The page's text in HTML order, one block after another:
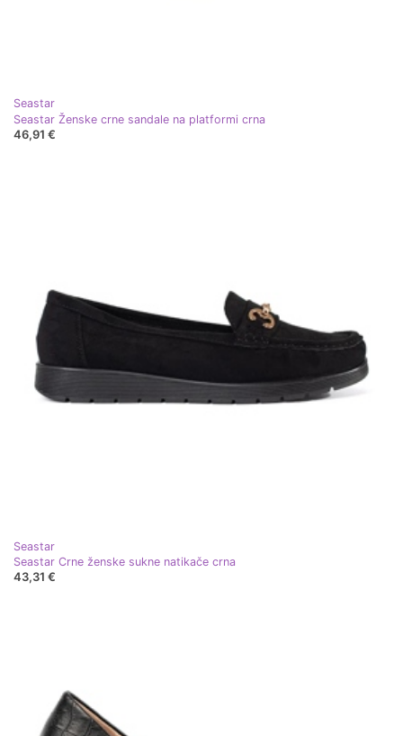
Seastar
Seastar Ženske crne sandale na platformi crna
46,91 €
Seastar
Seastar Crne ženske sukne natikače crna
43,31 €